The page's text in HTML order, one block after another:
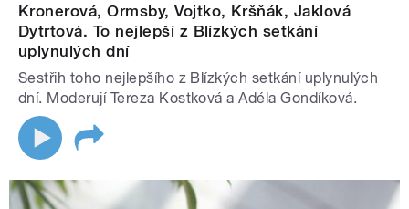
Kronerová, Ormsby, Vojtko, Kršňák, Jaklová
Dytrtová. To nejlepší z Blízkých setkání
uplynulých dní
Sestřih toho nejlepšího z Blízkých setkání uplynulých
dní. Moderují Tereza Kostková a Adéla Gondíková.